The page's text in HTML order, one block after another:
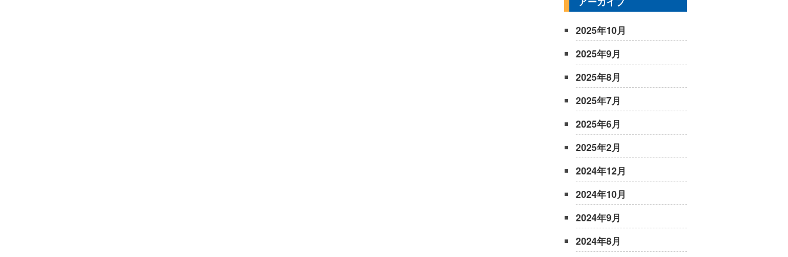
2025年10月
2025年9月
2025年8月
2025年7月
2025年6月
2025年2月
2024年12月
2024年10月
2024年9月
2024年8月